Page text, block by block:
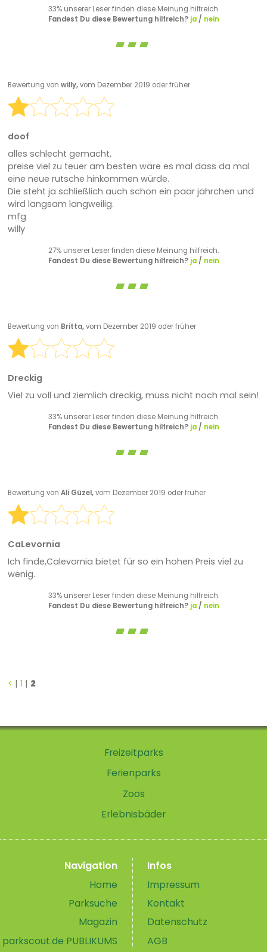
33% unserer Leser finden diese Meinung hilfreich.
Fandest Du diese Bewertung hilfreich? ja/ nein
Bewertung von willy,vom Dezember 2019 oder früher
doof
alles schlecht gemacht,
preise viel zu teuer am besten wäre es mal dass da mal
eine neue rutsche hinkommen würde.
Die steht ja schließlich auch schon ein paar jährchen und
wird langsam langweilig.
mfg
willy
27% unserer Leser finden diese Meinung hilfreich.
Fandest Du diese Bewertung hilfreich? ja/ nein
Bewertung von Britta,vom Dezember 2019 oder früher
Dreckig
Viel zu voll und ziemlich dreckig, muss nicht noch mal sein!
33% unserer Leser finden diese Meinung hilfreich.
Fandest Du diese Bewertung hilfreich? ja/ nein
Bewertung von Ali Güzel,vom Dezember 2019 oder früher
CaLevornia
Ich finde,Calevornia bietet für so ein hohen Preis viel zu
wenig.
33% unserer Leser finden diese Meinung hilfreich.
Fandest Du diese Bewertung hilfreich? ja/ nein
< | 1 | 2
Freizeitparks
Ferienparks
Zoos
Erlebnisbäder
Navigation
Home
Parksuche
Magazin
parkscout.de PUBLIKUMS
Infos
Impressum
Kontakt
Datenschutz
AGB